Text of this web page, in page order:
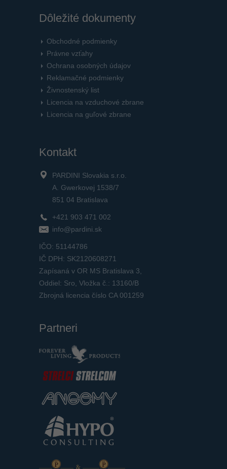
Dôležité dokumenty
Obchodné podmienky
Právne vzťahy
Ochrana osobných údajov
Reklamačné podmienky
Živnostenský list
Licencia na vzduchové zbrane
Licencia na guľové zbrane
Kontakt
PARDINI Slovakia s.r.o.
A. Gwerkovej 1538/7
851 04 Bratislava
+421 903 471 002
info@pardini.sk
IČO: 51144786
IČ DPH: SK2120608271
Zapísaná v OR MS Bratislava 3,
Oddiel: Sro, Vložka č.: 13160/B
Zbrojná licencia číslo CA 001259
Partneri